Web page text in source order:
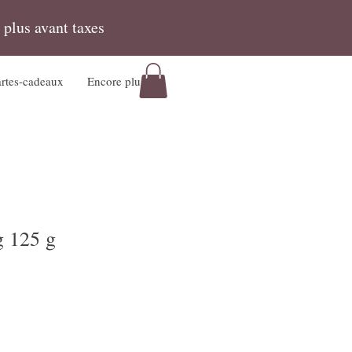
avant taxes
cadeaux Encore plus!
125 g